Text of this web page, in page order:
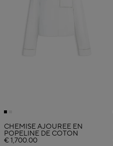
CHEMISE AJOURÉE EN
POPELINE DE COTON
€ 1,700.00